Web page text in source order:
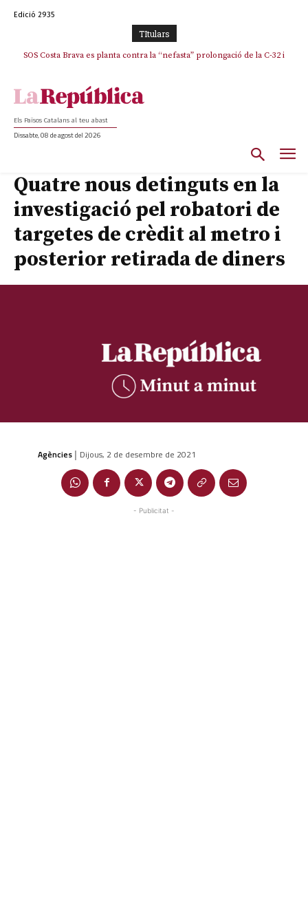
Edició 2935
TItulars
SOS Costa Brava es planta contra la “nefasta” prolongació de la C-32 i
La memòria viva de Josep Sunyol uneix l’esport i la cultura en un emotiu
Els Països Catalans al teu abast
Dissabte, 08 de agost del 2026
Quatre nous detinguts en la
investigació pel robatori de
targetes de crèdit al metro i
posterior retirada de diners
Agències | Dijous, 2 de desembre de 2021
- Publicitat -